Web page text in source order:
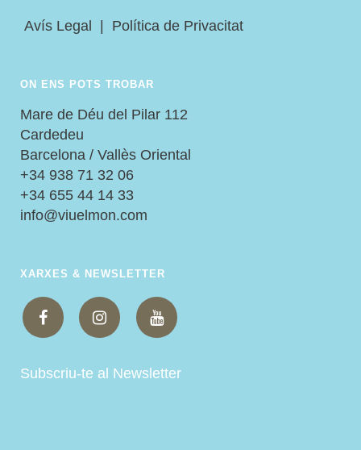
Avís Legal Política de Privacitat
ON ENS POTS TROBAR
Mare de Déu del Pilar 112
Cardedeu
Barcelona / Vallès Oriental
+34 938 71 32 06
+34 655 44 14 33
info@viuelmon.com
XARXES & NEWSLETTER
Subscriu-te al Newsletter